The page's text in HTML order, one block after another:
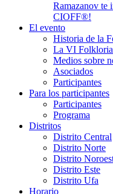
Ramazanov te
CIOFF®!
El evento
Historia de la
La VI
Medios sobre
Asociados
Participantes
Para los participantes
Participantes
Programa
Distritos
Distrito Central
Distrito Norte
Distrito
Distrito Este
Distrito Ufa
Horario